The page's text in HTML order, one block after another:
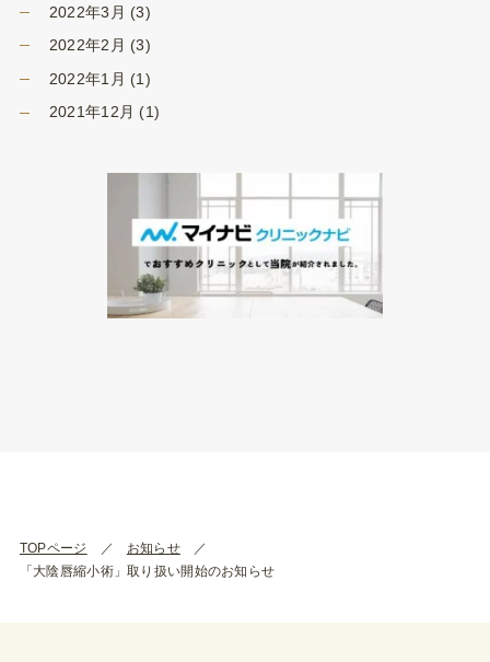
2022年3月 (3)
2022年2月 (3)
2022年1月 (1)
2021年12月 (1)
TOPページ
お知らせ
「大陰唇縮小術」取り扱い開始のお知らせ